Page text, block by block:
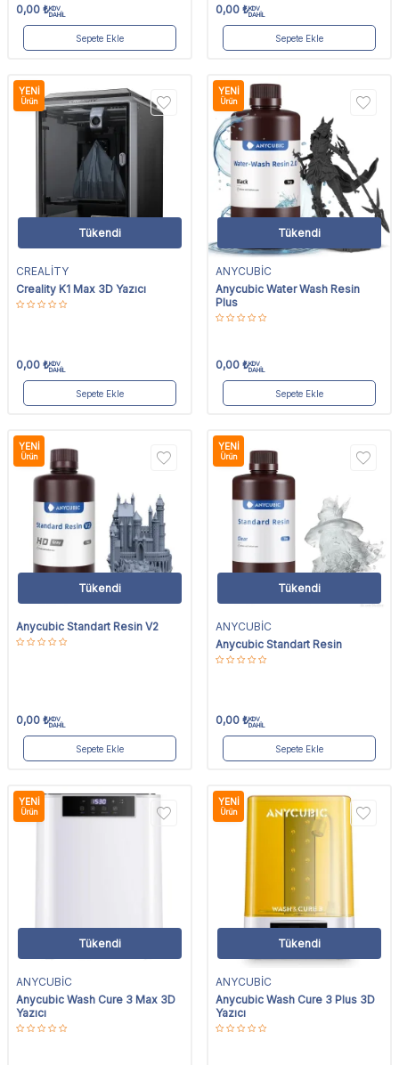
0,00 ₺KDV
DAHİL
Sepete Ekle
0,00 ₺KDV
DAHİL
Sepete Ekle
YENI
Ürün
Tükendi
CREALİTY
Creality K1 Max 3D Yazıcı
0,00 ₺KDV
DAHİL
Sepete Ekle
YENI
Ürün
Tükendi
ANYCUBİC
Anycubic Water Wash Resin
Plus
0,00 ₺KDV
DAHİL
Sepete Ekle
YENI
Ürün
Tükendi
Anycubic Standart Resin V2
0,00 ₺KDV
DAHİL
Sepete Ekle
YENI
Ürün
Tükendi
ANYCUBİC
Anycubic Standart Resin
0,00 ₺KDV
DAHİL
Sepete Ekle
YENI
Ürün
Tükendi
ANYCUBİC
Anycubic Wash Cure 3 Max 3D
Yazıcı
YENI
Ürün
Tükendi
ANYCUBİC
Anycubic Wash Cure 3 Plus 3D
Yazıcı